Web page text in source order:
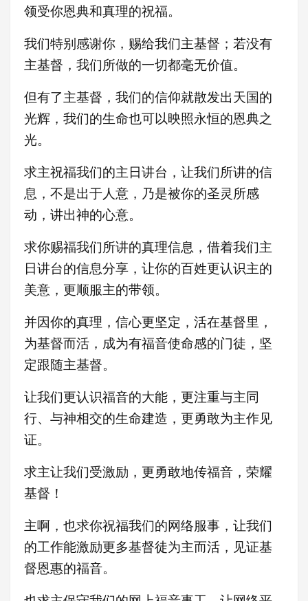
领受你恩典和真理的祝福。
我们特别感谢你，赐给我们主基督；若没有
主基督，我们所做的一切都毫无价值。
但有了主基督，我们的信仰就散发出天国的
光辉，我们的生命也可以映照永恒的恩典之
光。
求主祝福我们的主日讲台，让我们所讲的信
息，不是出于人意，乃是被你的圣灵所感
动，讲出神的心意。
求你赐福我们所讲的真理信息，借着我们主
日讲台的信息分享，让你的百姓更认识主的
美意，更顺服主的带领。
并因你的真理，信心更坚定，活在基督里，
为基督而活，成为有福音使命感的门徒，坚
定跟随主基督。
让我们更认识福音的大能，更注重与主同
行、与神相交的生命建造，更勇敢为主作见
证。
求主让我们受激励，更勇敢地传福音，荣耀
基督！
主啊，也求你祝福我们的网络服事，让我们
的工作能激励更多基督徒为主而活，见证基
督恩惠的福音。